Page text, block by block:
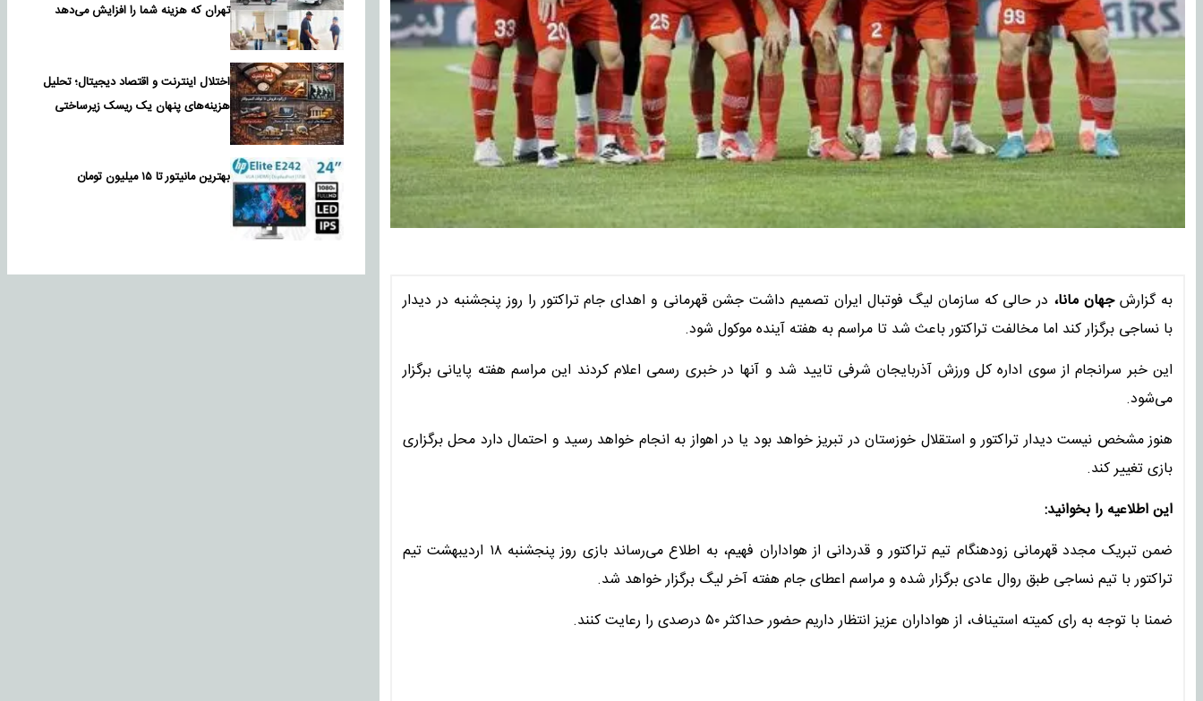
به گزارشجهان مانا، در حالی که سازمان لیگ فوتبال ایران تصمیم داشت جشن قهرمانی و اهدای جام تراکتور را روز پنجشنبه در دیدار
با نساجی برگزار کند اما مخالفت تراکتور باعث شد تا مراسم به هفته آینده موکول شود.
این خبر سرانجام از سوی اداره کل ورزش آذربایجان شرفی تایید شد و آنها در خبری رسمی اعلام کردند این مراسم هفته پایانی برگزار
می‌شود.
هنوز مشخص نیست دیدار تراکتور و استقلال خوزستان در تبریز خواهد بود یا در اهواز به انجام خواهد رسید و احتمال دارد محل برگزاری
بازی تغییر کند.
این اطلاعیه را بخوانید:
ضمن تبریک مجدد قهرمانی زودهنگام تیم تراکتور و قدردانی از هواداران فهیم، به اطلاع می‌رساند بازی روز پنجشنبه ۱۸ اردیبهشت تیم
تراکتور با تیم نساجی طبق روال عادی برگزار شده و مراسم اعطای جام هفته آخر لیگ برگزار خواهد شد.
ضمنا با توجه به رای کمیته استیناف، از هواداران عزیز انتظار داریم حضور حداکثر ۵۰ درصدی را رعایت کنند.
تهران که هزینه شما را افزایش می‌دهد
اختلال اینترنت و اقتصاد دیجیتال؛ تحلیل
هزینه‌های پنهان یک ریسک زیرساختی
بهترین مانیتور تا ۱۵ میلیون تومان